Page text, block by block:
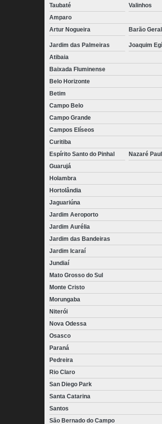
Taubaté Valinhos
Amparo
Artur Nogueira
Barão
Jardim das Palmeiras Joaquim
Atibaia
Baixada Fluminense
Belo Horizonte
Betim
Campo Belo
Campo Grande
Campos Elíseos
Curitiba
Espírito Santo do Pinhal
Nazaré
Guarujá
Holambra
Hortolândia
Jaguariúna
Jardim Aeroporto
Jardim Aurélia
Jardim das Bandeiras
Jardim Icaraí
Jundiaí
Mato Grosso do Sul
Monte Cristo
Morungaba
Niterói
Nova Odessa
Osasco
Paraná
Pedreira
Rio Claro
San Diego Park
Santa Catarina
Santos
São Bernado do Campo